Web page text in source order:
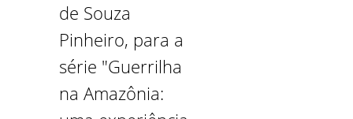
de Souza
Pinheiro, para a
série "Guerrilha
na Amazônia: